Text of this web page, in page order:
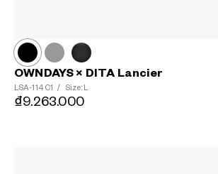
OWNDAYS × DITA Lancier
LSA-114C1 / Size: L
₫9.263.000